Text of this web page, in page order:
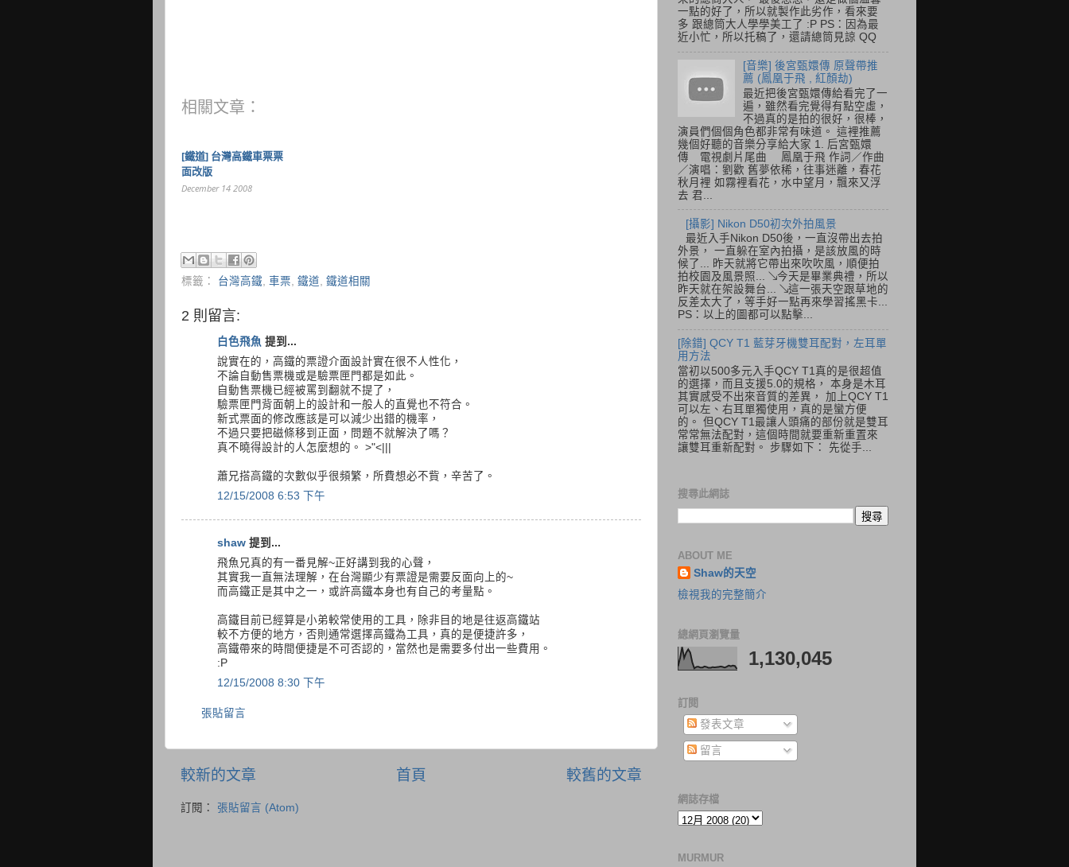
相關文章：
[鐵道] 台灣高鐵車票票
面改版
December 14 2008
標籤： 台灣高鐵 車票 鐵道 鐵道相關
2 則留言:
白色飛魚 提到...
說實在的，高鐵的票證介面設計實在很不人性化，
不論自動售票機或是驗票匣門都是如此。
自動售票機已經被罵到翻就不提了，
驗票匣門背面朝上的設計和一般人的直覺也不符合。
新式票面的修改應該是可以減少出錯的機率，
不過只要把磁條移到正面，問題不就解決了嗎？
真不曉得設計的人怎麼想的。 >"<|||
蕭兄搭高鐵的次數似乎很頻繁，所費想必不貲，辛苦了。
12/15/2008 6:53 下午
shaw 提到...
飛魚兄真的有一番見解~正好講到我的心聲，
其實我一直無法理解，在台灣顯少有票證是需要反面向上的~
而高鐵正是其中之一，或許高鐵本身也有自己的考量點。
高鐵目前已經算是小弟較常使用的工具，除非目的地是往返高鐵站
較不方便的地方，否則通常選擇高鐵為工具，真的是便捷許多，
高鐵帶來的時間便捷是不可否認的，當然也是需要多付出一些費用。
:P
12/15/2008 8:30 下午
張貼留言
較新的文章 較舊的文章
首頁
訂閱： 張貼留言 (Atom)
一點的好了，所以就製作此劣作，看來要
多 跟總筒大人學學美工了 :P PS：因為最
近小忙，所以托稿了，還請總筒見諒 QQ
[音樂] 後宮甄嬛傳 原聲帶推
薦 (鳳凰于飛 , 紅顏劫)
最近把後宮甄嬛傳給看完了一
遍，雖然看完覺得有點空虛，
不過真的是拍的很好，很棒，
演員們個個角色都非常有味道。 這裡推薦
幾個好聽的音樂分享給大家 1. 后宮甄嬛
傳 電視劇片尾曲 鳳凰于飛 作詞／作曲
／演唱：劉歡 舊夢依稀，往事迷離，春花
秋月裡 如霧裡看花，水中望月，飄來又浮
去 君...
[攝影] Nikon D50初次外拍風景
最近入手Nikon D50後，一直沒帶出去拍
外景， 一直躲在室內拍攝，是該放風的時
候了... 昨天就將它帶出來吹吹風，順便拍
拍校園及風景照... ↘今天是畢業典禮，所以
昨天就在架設舞台... ↘這一張天空跟草地的
反差太大了，等手好一點再來學習搖黑卡...
PS：以上的圖都可以點擊...
[除錯] QCY T1 藍芽牙機雙耳配對，左耳單
用方法
當初以500多元入手QCY T1真的是很超值
的選擇，而且支援5.0的規格， 本身是木耳
其實感受不出來音質的差異， 加上QCY T1
可以左、右耳單獨使用，真的是蠻方便
的。 但QCY T1最讓人頭痛的部份就是雙耳
常常無法配對，這個時間就要重新重置來
讓雙耳重新配對。 步驟如下： 先從手...
搜尋此網誌
ABOUT ME
Shaw的天空
檢視我的完整簡介
總網頁瀏覽量
1,130,045
訂閱
發表文章
留言
網誌存檔
MURMUR